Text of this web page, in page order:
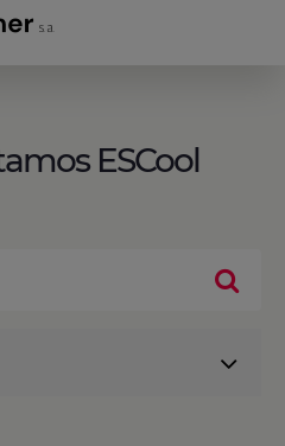
ESCool